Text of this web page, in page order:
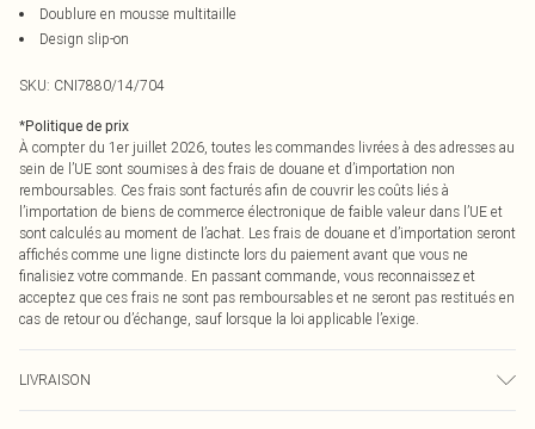
Doublure en mousse multitaille
Design slip-on
SKU: CNI7880/14/704
*Politique de prix
À compter du 1er juillet 2026, toutes les commandes livrées à des adresses au
sein de l’UE sont soumises à des frais de douane et d’importation non
remboursables. Ces frais sont facturés afin de couvrir les coûts liés à
l’importation de biens de commerce électronique de faible valeur dans l’UE et
sont calculés au moment de l’achat. Les frais de douane et d’importation seront
affichés comme une ligne distincte lors du paiement avant que vous ne
finalisiez votre commande. En passant commande, vous reconnaissez et
acceptez que ces frais ne sont pas remboursables et ne seront pas restitués en
cas de retour ou d’échange, sauf lorsque la loi applicable l’exige.
LIVRAISON